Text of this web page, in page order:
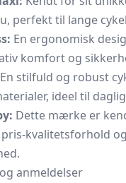
perfekt til lange
En ergonomisk
komfort og
En stilfuld og robust
ideel til
Dette mærke er
kvalitetsforhold og
anmeldelser